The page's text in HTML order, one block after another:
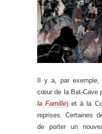
Il y a, par
cœur de la Bat-Cave
la Famille) et à la
reprises. Certaines
de porter un